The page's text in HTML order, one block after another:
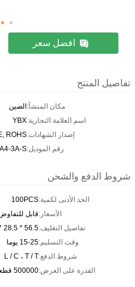
افضل سعر
تفاصيل المنتج
مكان المنشأ:الصين
اسم العلامة التجارية:YBX
إصدار الشهادات:ROHS
رقم الموديل:3A-S
شروط الدفع والشحن
الحد الأدنى لكمية:100PCS
الأسعار:قابل
تفاصيل التغليف:56.5 * 28.5 * 22.5 سم (مربع واحد)
وقت التسليم:15-25 يوما
شروط الدفع:L / C ، T / T
القدرة على العرض:500000 قطعة / قطعة شهريا